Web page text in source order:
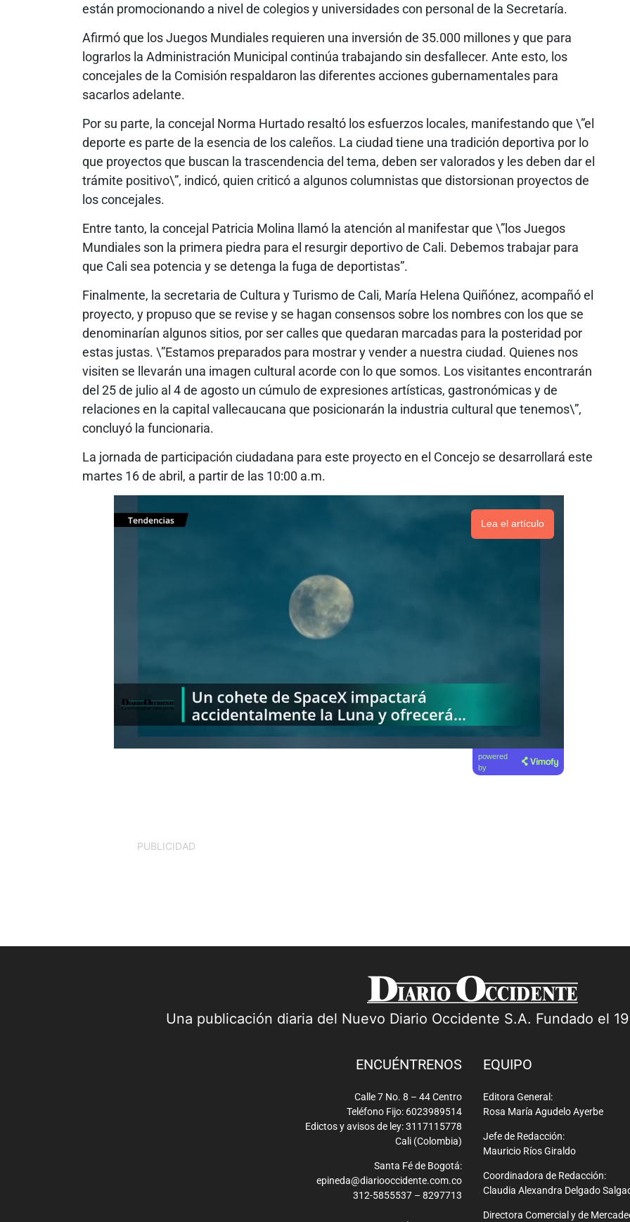
están promocionando a nivel de colegios y universidades con personal de la Secretaría.
Afirmó que los Juegos Mundiales requieren una inversión de 35.000 millones y que para
lograrlos la Administración Municipal continúa trabajando sin desfallecer. Ante esto, los
concejales de la Comisión respaldaron las diferentes acciones gubernamentales para
sacarlos adelante.
Por su parte, la concejal Norma Hurtado resaltó los esfuerzos locales, manifestando que \”el
deporte es parte de la esencia de los caleños. La ciudad tiene una tradición deportiva por lo
que proyectos que buscan la trascendencia del tema, deben ser valorados y les deben dar el
trámite positivo\”, indicó, quien criticó a algunos columnistas que distorsionan proyectos de
los concejales.
Entre tanto, la concejal Patricia Molina llamó la atención al manifestar que \”los Juegos
Mundiales son la primera piedra para el resurgir deportivo de Cali. Debemos trabajar para
que Cali sea potencia y se detenga la fuga de deportistas”.
Finalmente, la secretaria de Cultura y Turismo de Cali, María Helena Quiñónez, acompañó el
proyecto, y propuso que se revise y se hagan consensos sobre los nombres con los que se
denominarían algunos sitios, por ser calles que quedaran marcadas para la posteridad por
estas justas. \”Estamos preparados para mostrar y vender a nuestra ciudad. Quienes nos
visiten se llevarán una imagen cultural acorde con lo que somos. Los visitantes encontrarán
del 25 de julio al 4 de agosto un cúmulo de expresiones artísticas, gastronómicas y de
relaciones en la capital vallecaucana que posicionarán la industria cultural que tenemos\”,
concluyó la funcionaria.
La jornada de participación ciudadana para este proyecto en el Concejo se desarrollará este
martes 16 de abril, a partir de las 10:00 a.m.
Lea el artículo
powered
by
PUBLICIDAD
Una publicación diaria del Nuevo Diario Occidente S.A. Fundado el
ENCUÉNTRENOS
Calle 7 No. 8 – 44 Centro
Teléfono Fijo: 6023989514
Edictos y avisos de ley: 3117115778
Cali (Colombia)
Santa Fé de Bogotá:
epineda@diariooccidente.com.co
312-5855537 – 8297713
EQUIPO
Editora General:
Rosa María Agudelo Ayerbe
Jefe de Redacción:
Mauricio Ríos Giraldo
Coordinadora de Redacción:
Claudia Alexandra Delgado
Directora Comercial y de